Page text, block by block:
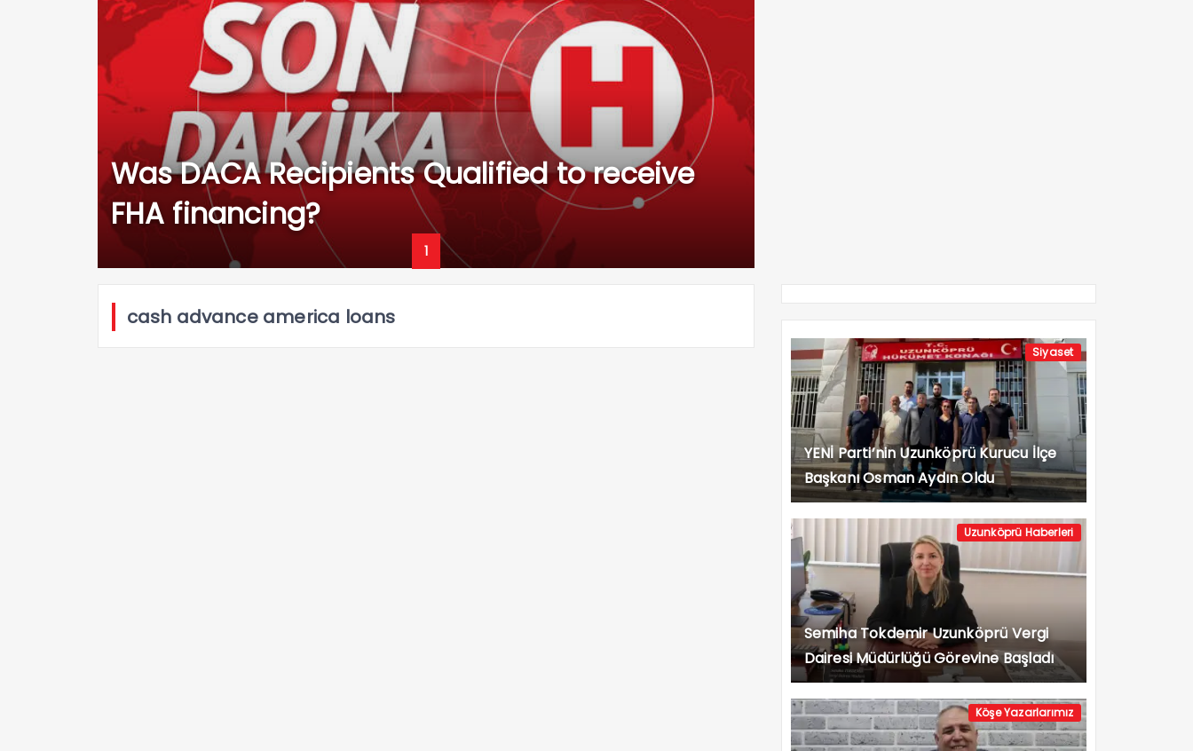
Was DACA Recipients Qualified to receive
FHA financing?
1
cash advance america loans
Siyaset
YENİ Parti’nin Uzunköprü Kurucu İlçe
Başkanı Osman Aydın Oldu
Uzunköprü Haberleri
Semiha Tokdemir Uzunköprü Vergi
Dairesi Müdürlüğü Görevine Başladı
Köşe Yazarlarımız